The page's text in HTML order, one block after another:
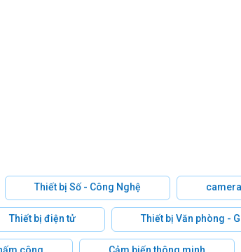
Thiết bị Số - Công Nghệ
Thiết bị điện tử Thiết bị Văn phòng -